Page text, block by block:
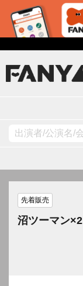
先着販売
沼ツーマン×2